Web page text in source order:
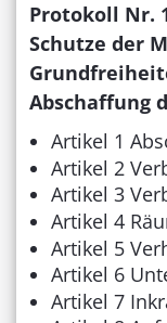
Protokoll Nr.
Schutze der
Abschaffung
Artikel 1
Artikel 2
Artikel 3
Artikel 4
Artikel 5
Artikel 6
Artikel 7